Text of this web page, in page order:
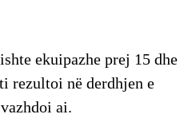
ekuipazhe prej 15 dhe
rezultoi në derdhjen e
ai.